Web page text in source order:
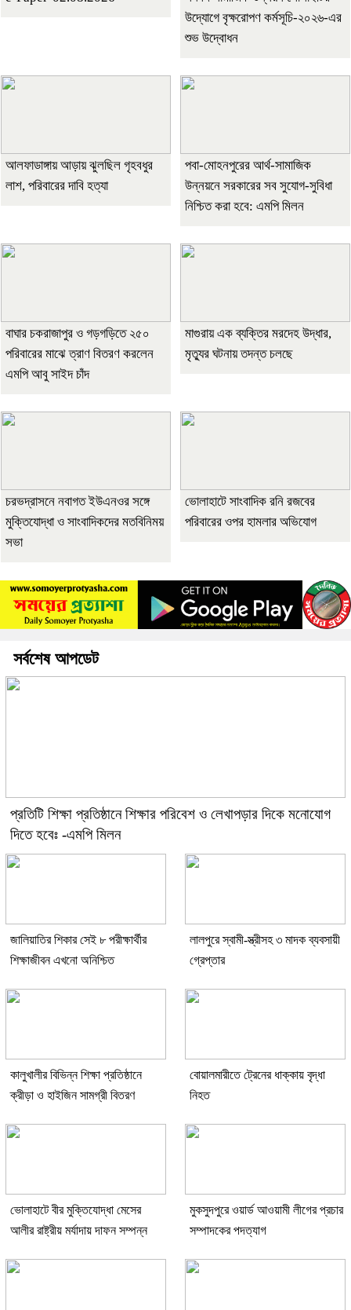
উদ্যোগে বৃক্ষরোপণ কর্মসূচি-২০২৬-এর
শুভ উদ্বোধন
আলফাডাঙ্গায় আড়ায় ঝুলছিল গৃহবধুর
লাশ, পরিবারের দাবি হত্যা
পবা-মোহনপুরের আর্থ-সামাজিক
উন্নয়নে সরকারের সব সুযোগ-সুবিধা
নিশ্চিত করা হবে: এমপি মিলন
বাঘার চকরাজাপুর ও গড়গড়িতে ২৫০
পরিবারের মাঝে ত্রাণ বিতরণ করলেন
এমপি আবু সাইদ চাঁদ
মাগুরায় এক ব্যক্তির মরদেহ উদ্ধার,
মৃত্যুর ঘটনায় তদন্ত চলছে
চরভদ্রাসনে নবাগত ইউএনওর সঙ্গে
মুক্তিযোদ্ধা ও সাংবাদিকদের মতবিনিময়
সভা
ভোলাহাটে সাংবাদিক রনি রজবের
পরিবারের ওপর হামলার অভিযোগ
সর্বশেষ আপডেট
প্রতিটি শিক্ষা প্রতিষ্ঠানে শিক্ষার পরিবেশ ও লেখাপড়ার দিকে মনোযোগ
দিতে হবেঃ -এমপি মিলন
জালিয়াতির শিকার সেই ৮ পরীক্ষার্থীর
শিক্ষাজীবন এখনো অনিশ্চিত
লালপুরে স্বামী-স্ত্রীসহ ৩ মাদক ব্যবসায়ী
গ্রেপ্তার
কালুখালীর বিভিন্ন শিক্ষা প্রতিষ্ঠানে
ক্রীড়া ও হাইজিন সামগ্রী বিতরণ
বোয়ালমারীতে ট্রেনের ধাক্কায় বৃদ্ধা
নিহত
ভোলাহাটে বীর মুক্তিযোদ্ধা মেসের
আলীর রাষ্ট্রীয় মর্যাদায় দাফন সম্পন্ন
মুকসুদপুরে ওয়ার্ড আওয়ামী লীগের প্রচার
সম্পাদকের পদত্যাগ